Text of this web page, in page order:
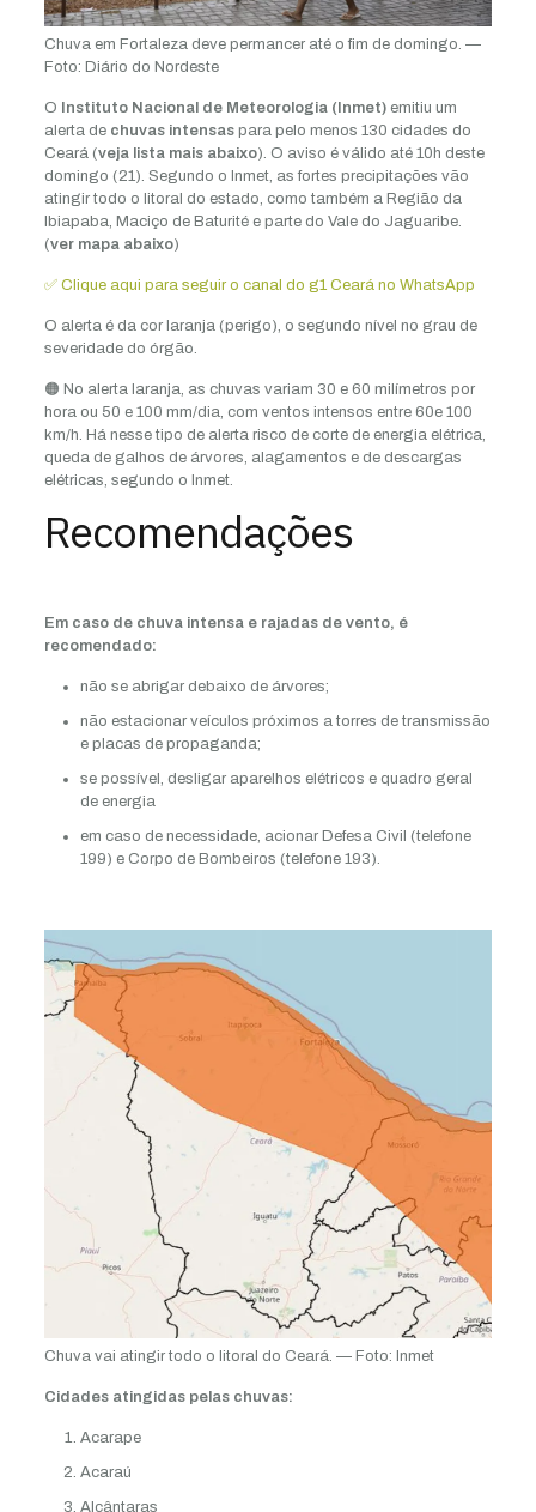
Chuva em Fortaleza deve permancer até o fim de domingo. —
Foto: Diário do Nordeste
O Instituto Nacional de Meteorologia (Inmet) emitiu um
alerta de chuvas intensaspara pelo menos 130 cidades do
Ceará (veja lista mais abaixo). O aviso é válido até 10h deste
domingo (21). Segundo o Inmet, as fortes precipitações vão
atingir todo o litoral do estado, como também a Região da
Ibiapaba, Maciço de Baturité e parte do Vale do Jaguaribe.
(ver mapa abaixo)
✅ Clique aqui para seguir o canal do g1 Ceará no WhatsApp
O alerta é da cor laranja (perigo), o segundo nível no grau de
severidade do órgão.
🟠 No alerta laranja, as chuvas variam 30 e 60 milímetros por
hora ou 50 e 100 mm/dia, com ventos intensos entre 60e 100
km/h. Há nesse tipo de alerta risco de corte de energia elétrica,
queda de galhos de árvores, alagamentos e de descargas
elétricas, segundo o Inmet.
Recomendações
Em caso de chuva intensa e rajadas de vento, é
recomendado:
não se abrigar debaixo de árvores;
não estacionar veículos próximos a torres de transmissão
e placas de propaganda;
se possível, desligar aparelhos elétricos e quadro geral
de energia
em caso de necessidade, acionar Defesa Civil (telefone
199) e Corpo de Bombeiros (telefone 193).
Chuva vai atingir todo o litoral do Ceará. — Foto: Inmet
Cidades atingidas pelas chuvas:
Acarape
Acaraú
Alcântaras